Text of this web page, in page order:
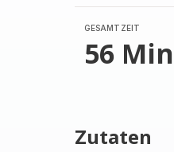
4
Sternen
(Durchschnitt)
GESAMTZEIT
56
Zutaten